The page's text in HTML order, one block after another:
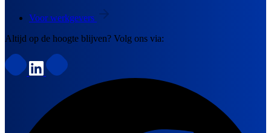
Voor werkgevers
Altijd op de hoogte blijven? Volg ons via: